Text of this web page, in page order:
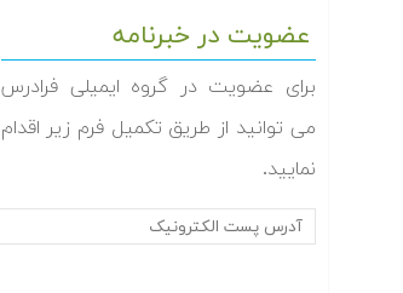
عضویت در خبرنامه
برای عضویت در گروه ایمیلی فرادرس
می توانید از طریق تکمیل فرم زیر اقدام
نمایید.